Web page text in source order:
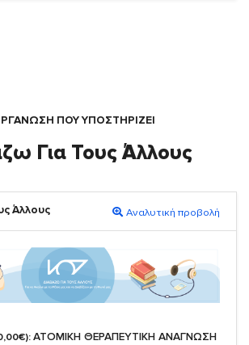
ΠΟΥ ΥΠΟΣΤΗΡΙΖΕΙ
Για Τους Άλλους
Άλλους Αναλυτική προβολή
ΑΤΟΜΙΚΗ ΘΕΡΑΠΕΥΤΙΚΗ ΑΝΑΓΝΩΣΗ